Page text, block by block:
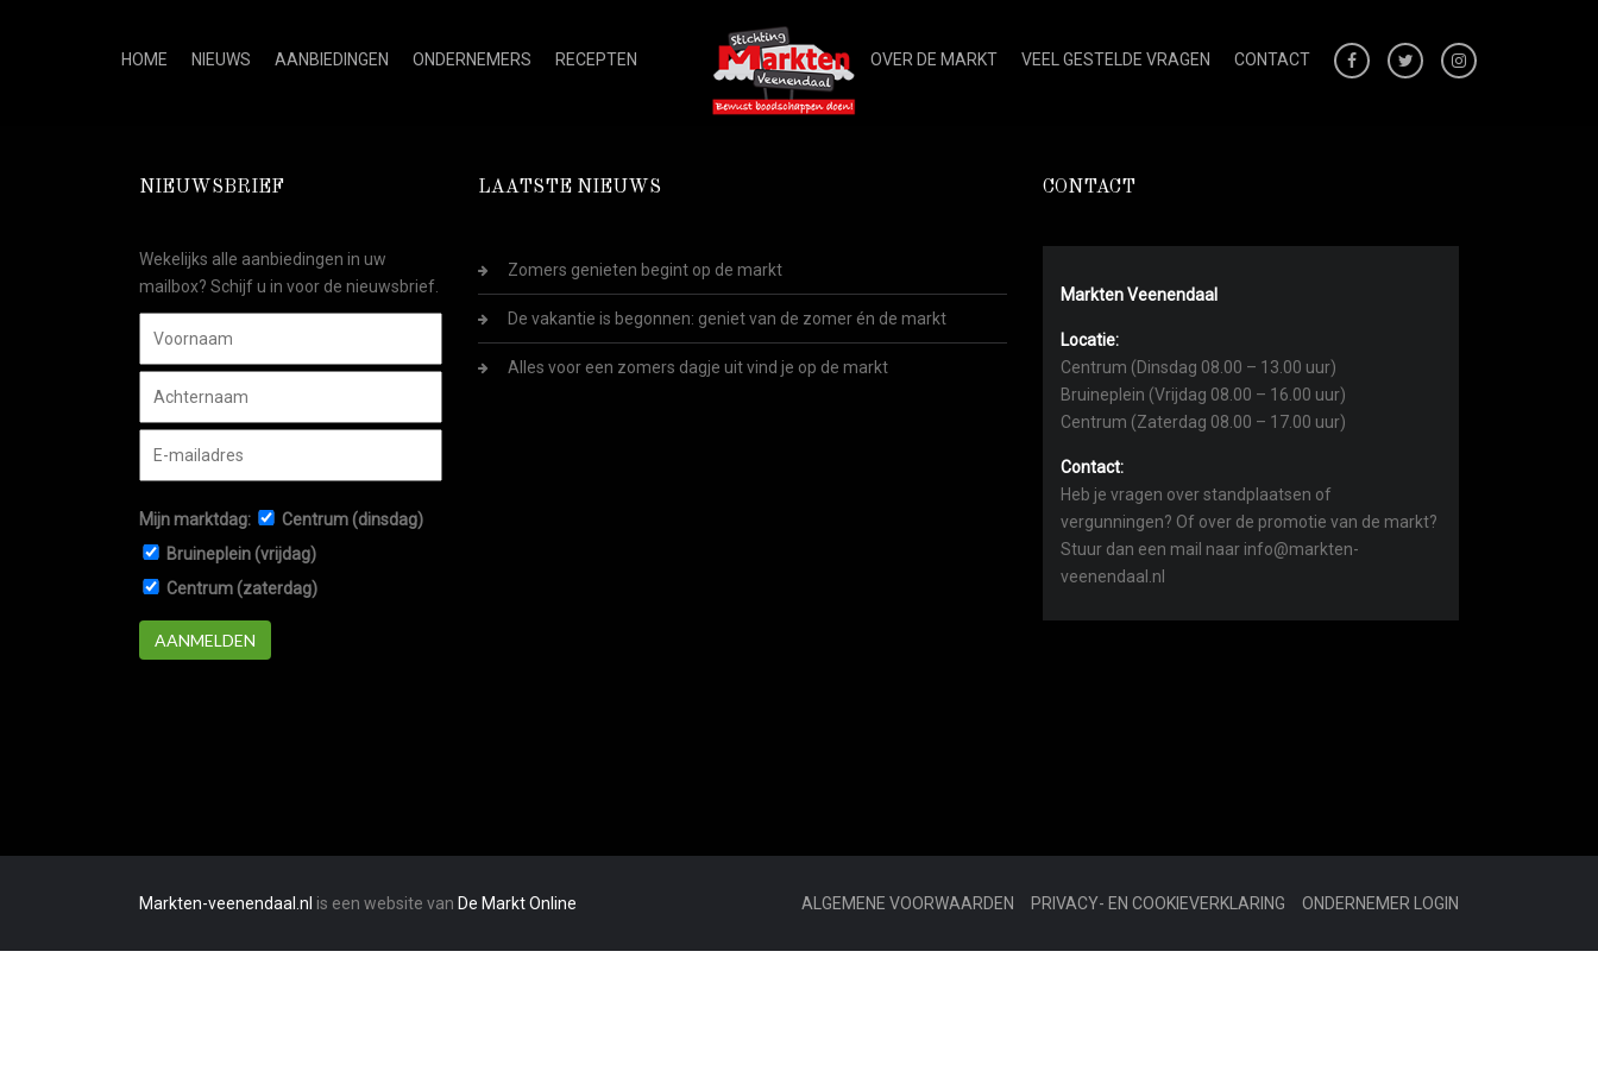
HOME NIEUWS AANBIEDINGEN ONDERNEMERS RECEPTEN OVER DE MARKT VEEL GESTELDE VRAGEN CONTACT
NIEUWSBRIEF
Wekelijks alle aanbiedingen in uw
mailbox? Schijf u in voor de nieuwsbrief.
Mijn marktdag:
Centrum (dinsdag)
Bruineplein (vrijdag)
Centrum (zaterdag)
AANMELDEN
LAATSTE NIEUWS
Zomers genieten begint op de markt
De vakantie is begonnen: geniet van de zomer én de markt
Alles voor een zomers dagje uit vind je op de markt
CONTACT
Markten Veenendaal
Locatie:
Centrum (Dinsdag 08.00 – 13.00 uur)
Bruineplein (Vrijdag 08.00 – 16.00 uur)
Centrum (Zaterdag 08.00 – 17.00 uur)
Contact:
Heb je vragen over standplaatsen of
vergunningen? Of over de promotie van de markt?
Stuur dan een mail naar info@markten-
veenendaal.nl
Markten-veenendaal.nl is een website van De Markt Online ALGEMENE VOORWAARDEN PRIVACY- EN COOKIEVERKLARING ONDERNEMER LOGIN